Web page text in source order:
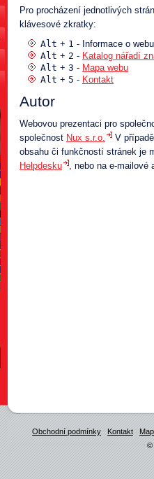
Pro procházení jednotlivých
klávesové zkratky:
Alt + 1 - Informace o
Alt + 2 - Katalog nářadí
Alt + 3 - Mapa webu
Alt + 5 - Kontakt
Autor
Webovou prezentaci pro
společnost Nux s.r.o.
V
obsahu či funkčností stránek je
Helpdesku
, nebo na e-mailové
Obchodní podmínky Kontakt
©